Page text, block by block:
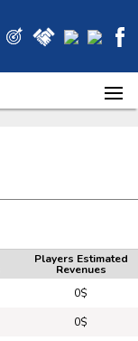
Players Estimated
Revenues
0$
0$